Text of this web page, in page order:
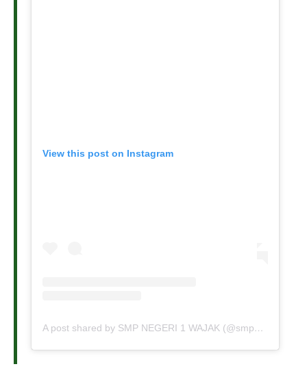
View this post on Instagram
A post shared by SMP NEGERI 1 WAJAK (@smpn1wajak)